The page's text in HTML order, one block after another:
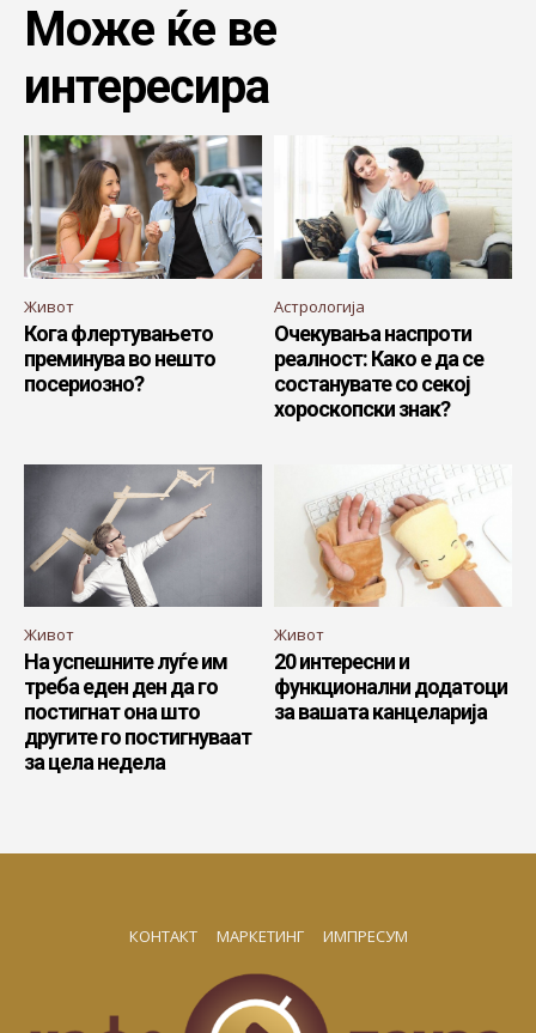
Може ќе ве
интересира
Живот
Кога флертувањето
преминува во нешто
посериозно?
Астрологија
Очекувања наспроти
реалност: Како е да се
состанувате со секој
хороскопски знак?
Живот
На успешните луѓе им
треба еден ден да го
постигнат она што
другите го постигнуваат
за цела недела
Живот
20 интересни и
функционални додатоци
за вашата канцеларија
КОНТАКТ МАРКЕТИНГ ИМПРЕСУМ